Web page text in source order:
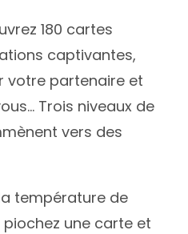
180 cartes
captivantes,
votre partenaire et
Trois niveaux de
vers des
température de
piochez une carte et